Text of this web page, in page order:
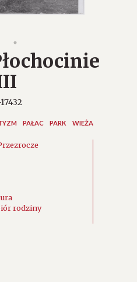
PAŁAC PARK WIEŻA
rodziny